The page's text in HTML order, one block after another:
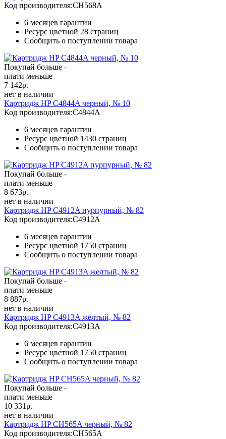
Код производителя:CH568A
6 месяцев гарантии
Ресурс цветной 28 страниц
Сообщить о поступлении товара
Покупай больше -
плати меньше
7 142р.
нет в наличии
Картридж HP C4844A черный, № 10
Код производителя:C4844A
6 месяцев гарантии
Ресурс цветной 1430 страниц
Сообщить о поступлении товара
Покупай больше -
плати меньше
8 673р.
нет в наличии
Картридж HP C4912A пурпурный, № 82
Код производителя:C4912A
6 месяцев гарантии
Ресурс цветной 1750 страниц
Сообщить о поступлении товара
Покупай больше -
плати меньше
8 887р.
нет в наличии
Картридж HP C4913A желтый, № 82
Код производителя:C4913A
6 месяцев гарантии
Ресурс цветной 1750 страниц
Сообщить о поступлении товара
Покупай больше -
плати меньше
10 331р.
нет в наличии
Картридж HP CH565A черный, № 82
Код производителя:CH565A